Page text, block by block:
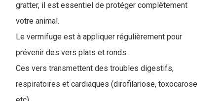
gratter, il est essentiel de protéger complètement
votre animal.
Le vermifuge est à appliquer régulièrement pour
prévenir des vers plats et ronds.
Ces vers transmettent des troubles digestifs,
respiratoires et cardiaques (dirofilariose, toxocarose